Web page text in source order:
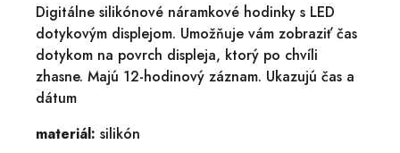
Digitálne silikónové náramkové hodinky s LED
dotykovým displejom. Umožňuje vám zobraziť čas
dotykom na povrch displeja, ktorý po chvíli
zhasne. Majú 12-hodinový záznam. Ukazujú čas a
dátum
materiál: silikón